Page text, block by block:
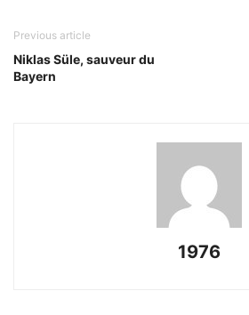
Previous article
Niklas Süle, sauveur du
Bayern
1976